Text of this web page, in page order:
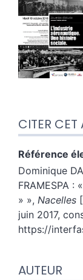
CITER CET
Référence
Dominique
FRAMESPA :
» », Nacelles
juin 2017,
https://
AUTEUR